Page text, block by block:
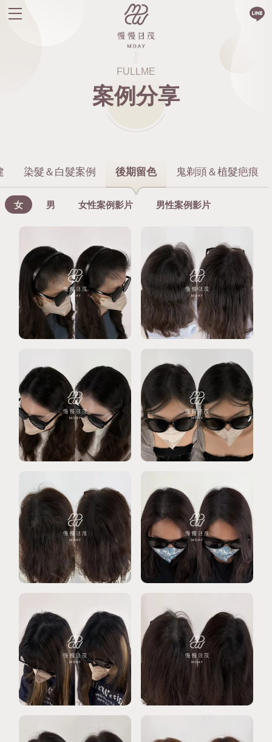
FULLME
案例分享
染髮＆白髮案例 後期留色 鬼剃頭＆植髮疤痕
女 男 女性案例影片 男性案例影片